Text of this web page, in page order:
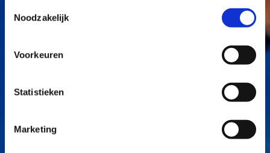
Noodzakelijk
Voorkeuren
Statistieken
Marketing